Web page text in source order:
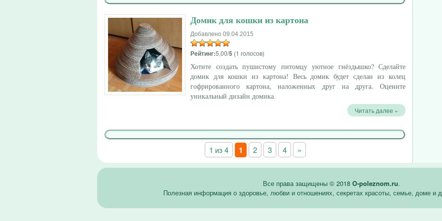
Домик для кошки из картона
Добавлено 09.04.2015
Рейтинг:5,00/5 (1 голосов)
Хотите создать пушистому питомцу уютное гнёздышко? Сделайте
домик для кошки из картона! Весь домик будет сделан из колец
гофрированного картона, наложенных друг на друга. Оцените
уникальный дизайн домика.
Читать далее »
1 из 4 1 2 3 4 »
Все права защищены © 2018 O-poleznom.ru.
Полезная информация о здоровье, любви и отношениях, секретах красоты, семье, доме и